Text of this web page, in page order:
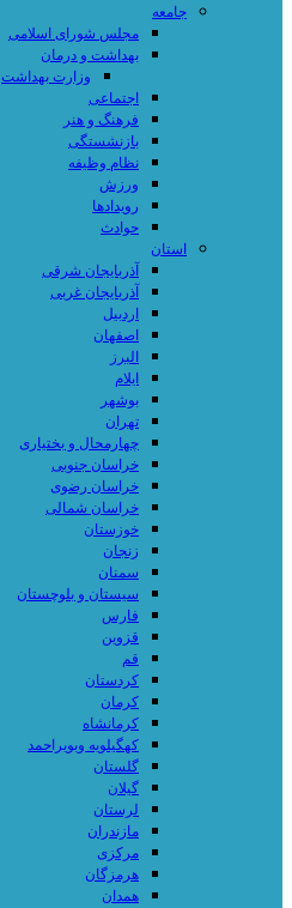
جامعه
مجلس شورای اسلامی
بهداشت و درمان
وزارت بهداشت
اجتماعی
فرهنگ و هنر
بازنشستگی
نظام وظیفه
ورزش
رویدادها
حوادث
استان
آذربایجان شرقی
آذربایجان غربی
اردبیل
اصفهان
البرز
ایلام
بوشهر
تهران
چهارمحال و بختیاری
خراسان جنوبی
خراسان رضوی
خراسان شمالی
خوزستان
زنجان
سمنان
سیستان و بلوچستان
فارس
قزوین
قم
کردستان
کرمان
کرمانشاه
کهگیلویه وبویراحمد
گلستان
گیلان
لرستان
مازندران
مرکزی
هرمزگان
همدان